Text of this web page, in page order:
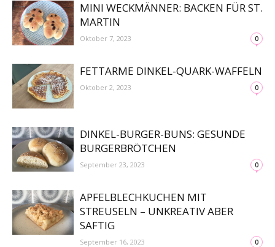
MINI WECKMÄNNER: BACKEN FÜR ST.
MARTIN
Oktober 7, 2023 0
FETTARME DINKEL-QUARK-WAFFELN
Oktober 2, 2023 0
DINKEL-BURGER-BUNS: GESUNDE
BURGERBRÖTCHEN
September 23, 2023 0
APFELBLECHKUCHEN MIT
STREUSELN – UNKREATIV ABER
SAFTIG
September 16, 2023 0